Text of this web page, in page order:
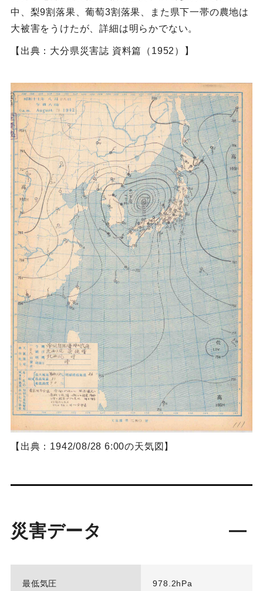
中、梨9割落果、葡萄3割落果、また県下一帯の農地は
大被害をうけたが、詳細は明らかでない。
【出典：大分県災害誌 資料篇（1952）】
【出典：1942/08/28 6:00の天気図】
災害データ
最低気圧 978.2hPa